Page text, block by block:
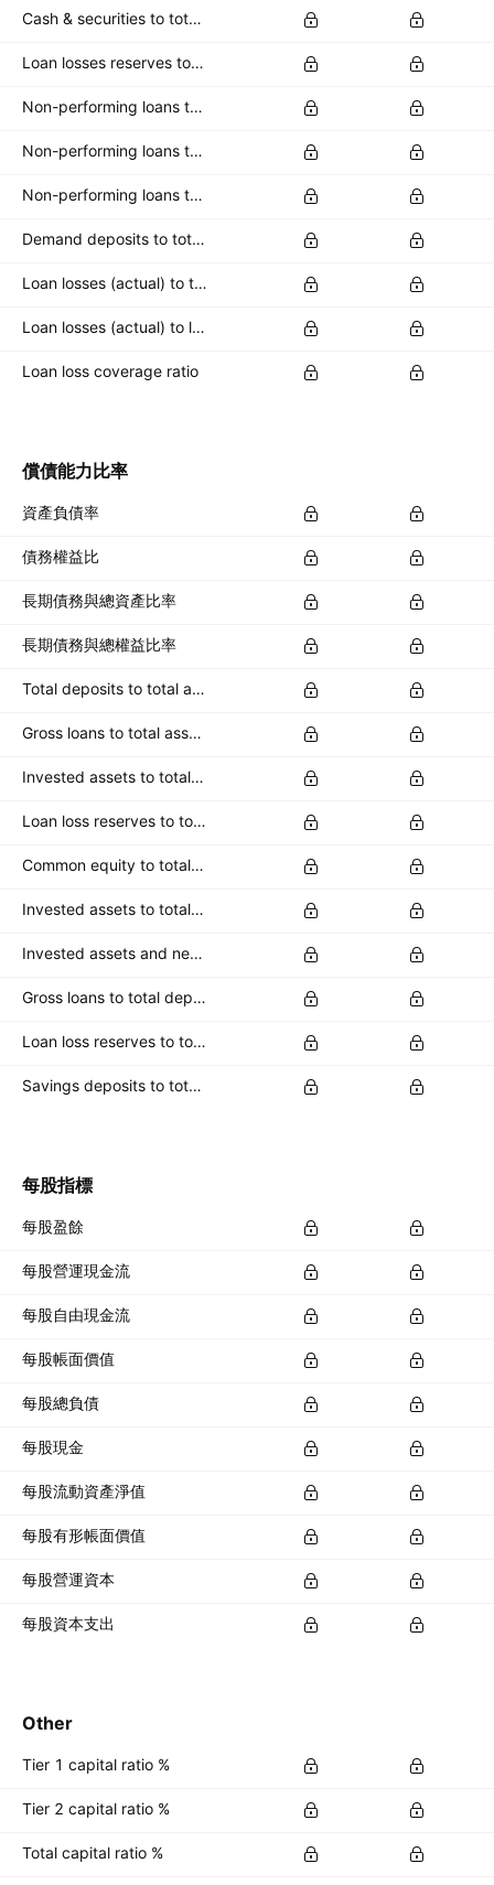
Cash & securities to total deposits
Loan losses reserves to total loans
Non-performing loans to common equity
Non-performing loans to loan loss reserves
Non-performing loans to total loans
Demand deposits to total deposits
Loan losses (actual) to total loans
Loan losses (actual) to loan loss reserve
Loan loss coverage ratio
償債能力比率
資產負債率
債務權益比
長期債務與總資產比率
長期債務與總權益比率
Total deposits to total assets
Gross loans to total assets
Invested assets to total assets
Loan loss reserves to total assets
Common equity to total deposits
Invested assets to total deposits
Invested assets and net loans to total deposits
Gross loans to total deposits
Loan loss reserves to total capital
Savings deposits to total deposits
每股指標
每股盈餘
每股營運現金流
每股自由現金流
每股帳面價值
每股總負債
每股現金
每股流動資產淨值
每股有形帳面價值
每股營運資本
每股資本支出
Other
Tier 1 capital ratio %
Tier 2 capital ratio %
Total capital ratio %